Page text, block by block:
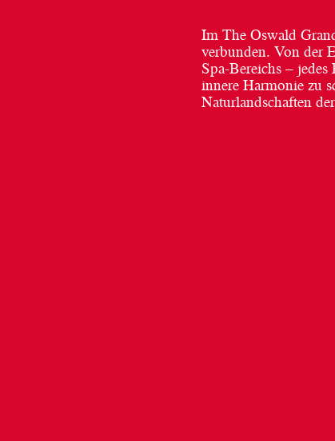
Im The Oswald
verbunden. Von der
Spa-Bereichs –
innere Harmonie zu
Naturlandschaften